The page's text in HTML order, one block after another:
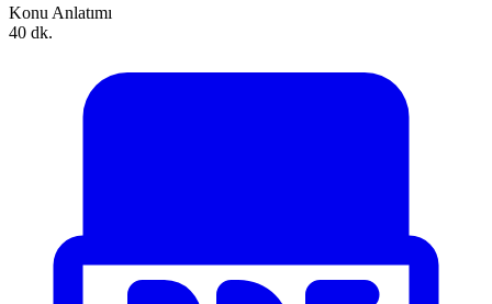
Konu Anlatımı
40 dk.